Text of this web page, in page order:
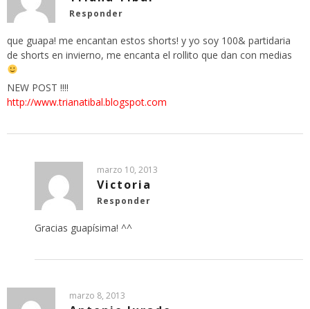
Responder
que guapa! me encantan estos shorts! y yo soy 100& partidaria
de shorts en invierno, me encanta el rollito que dan con medias
NEW POST !!!!
http://www.trianatibal.blogspot.com
marzo 10, 2013
Victoria
Responder
Gracias guapísima! ^^
marzo 8, 2013